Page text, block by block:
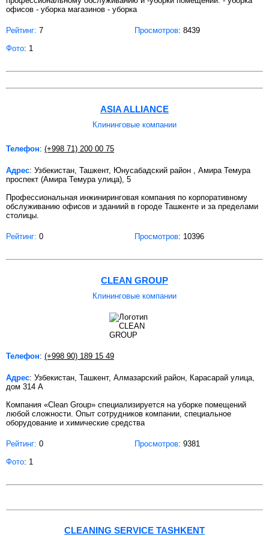
офисов - уборка магазинов - уборка
Рейтинг: 7 Просмотров: 8439
Фото: 1
ASIA ALLIANCE
Клининговые компании
Телефон: (+998 71) 200 00 75
Адрес: Узбекистан, Ташкент, Юнусабадский район , Амира Темура
проспект (Амира Темура улица), 5
Профессиональная инжиниринговая компания по корпоративному
обслуживанию офисов и зданиий в городе Ташкенте и за пределами
столицы.
Рейтинг: 0 Просмотров: 10396
CLEAN GROUP
Клининговые компании
Телефон: (+998 90) 189 15 49
Адрес: Узбекистан, Ташкент, Алмазарский район, Карасарай улица,
дом 314 А
Компания «Clean Group» специализируется на уборке помещений
любой сложности. Опыт сотрудников компании, специальное
оборудование и химические средства
Рейтинг: 0 Просмотров: 9381
Фото: 1
CLEANING SERVICE TASHKENT